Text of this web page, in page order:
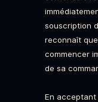
souscription
reconnaît
commencer
de sa
En acceptant